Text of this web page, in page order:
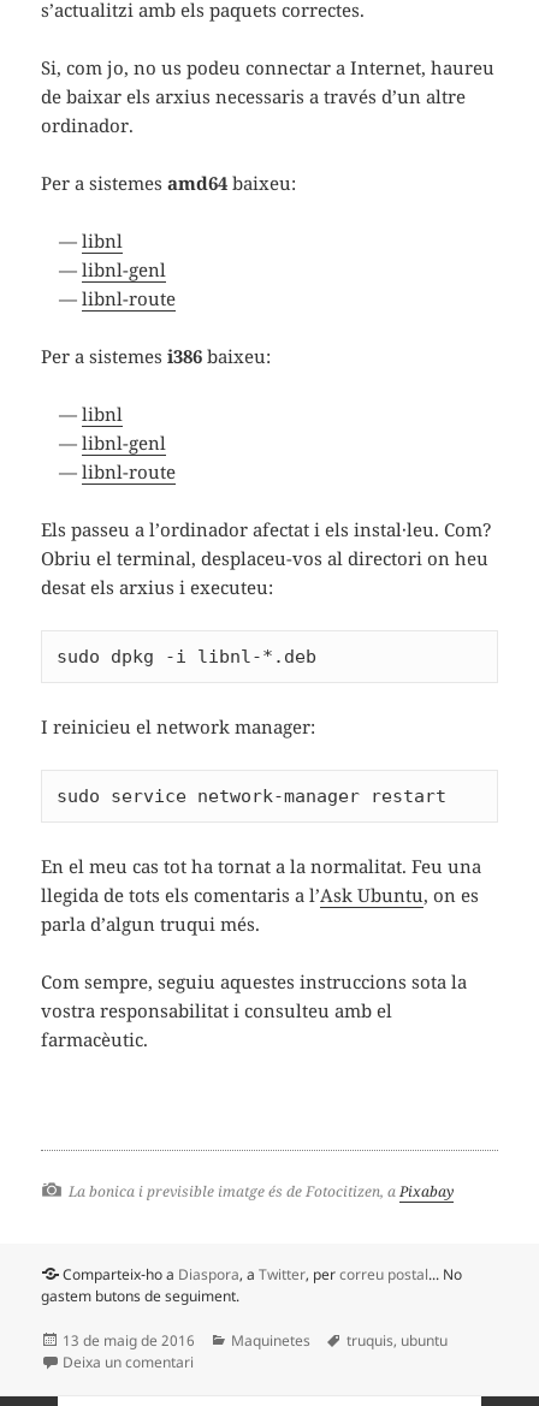
s’actualitzi amb els paquets correctes.
Si, com jo, no us podeu connectar a Internet, haureu
de baixar els arxius necessaris a través d’un altre
ordinador.
Per a sistemes amd64 baixeu:
libnl
libnl-genl
libnl-route
Per a sistemes i386 baixeu:
libnl
libnl-genl
libnl-route
Els passeu a l’ordinador afectat i els instal·leu. Com?
Obriu el terminal, desplaceu-vos al directori on heu
desat els arxius i executeu:
sudo dpkg -i libnl-*.deb
I reinicieu el network manager:
sudo service network-manager restart
En el meu cas tot ha tornat a la normalitat. Feu una
llegida de tots els comentaris a l’Ask Ubuntu, on es
parla d’algun truqui més.
Com sempre, seguiu aquestes instruccions sota la
vostra responsabilitat i consulteu amb el
farmacèutic.
La bonica i previsible imatge és de Fotocitizen, aPixabay
Comparteix-ho a Diaspora, aTwitter, percorreu postal... No
gastem butons de seguiment.
Publicat
el
13 de maig de 2016 Categories
Maquinetes Etiquetes
truquis, ubuntu
Deixa un comentari